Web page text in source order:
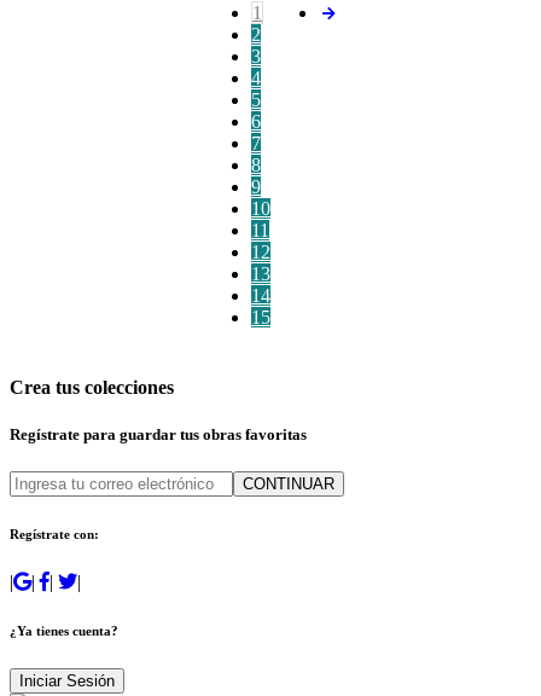
1
2
3
4
5
6
7
8
9
10
11
12
13
14
15
Crea tus colecciones
Regístrate para guardar tus obras favoritas
CONTINUAR
Regístrate con:
| | | |
¿Ya tienes cuenta?
Iniciar Sesión